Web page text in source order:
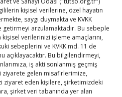
kişisel verilerine, özel hayatın
saygı duymakta ve KVKK
getirmeyi arzulamaktadır. Bu sebeple
verilerinizi işleme amaçlarını,
sebeplerini ve KVKK md. 11 de
açıklayacaktır. Bu bilgilendirmeyi,
iş akti sonlanmış geçmiş
ziyarete gelen misafirlerimize,
eden kişilere, şirketimizdeki
şirket veri tabanında yer alan
Rektörü Prof. Dr.